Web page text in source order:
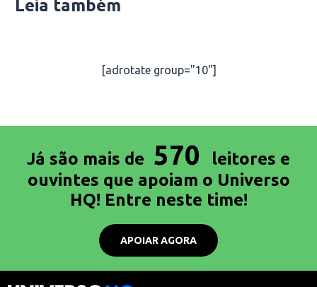
Leia também
[adrotate group="10"]
Já são mais de 570
leitores e
ouvintes que apoiam o Universo
HQ! Entre neste time!
APOIAR AGORA